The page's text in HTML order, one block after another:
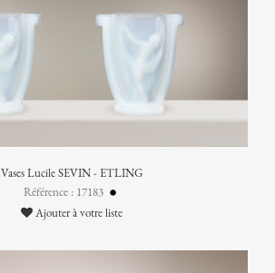
Vases Lucile SEVIN - ETLING
Référence : 17183
Ajouter à votre liste